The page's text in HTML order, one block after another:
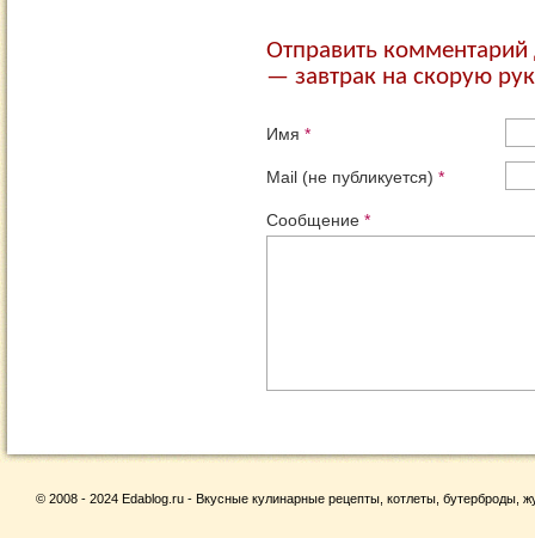
Отправить
— завтрак на скорую
Имя *
Mail (не публикуется) *
Сообщение *
© 2008 - 2024 Edablog.ru - Вкусные кулинарные рецепты, котлеты, бутерброды,